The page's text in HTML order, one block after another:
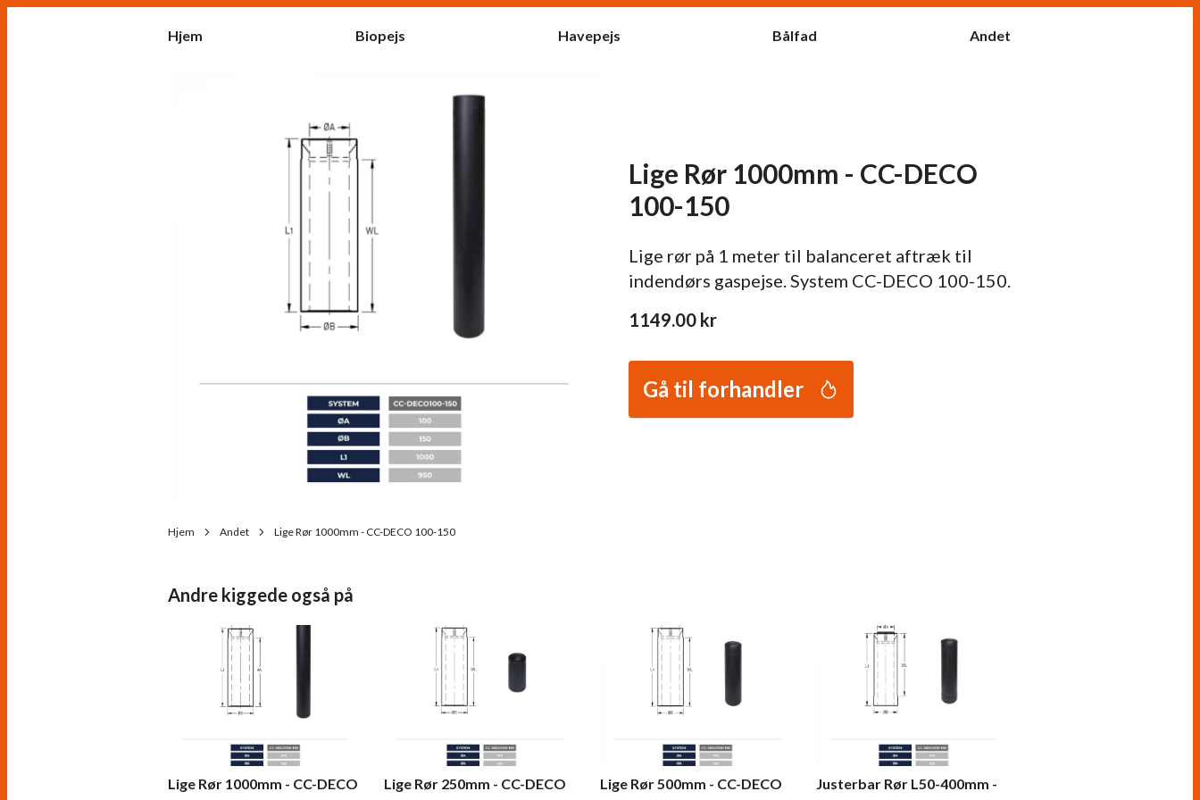
Hjem Biopejs Havepejs Bålfad Andet
Lige Rør 1000mm - CC-DECO
100-150
Lige rør på 1 meter til balanceret aftræk til
indendørs gaspejse. System CC-DECO 100-150.
1149.00 kr
Gå til forhandler
Hjem Andet Lige Rør 1000mm - CC-DECO 100-150
Andre kiggede også på
Lige Rør 1000mm - CC-DECO
Lige Rør 250mm - CC-DECO
Lige Rør 500mm - CC-DECO
Justerbar Rør L50-400mm -